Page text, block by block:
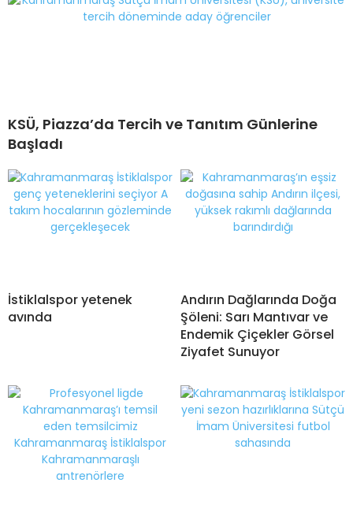
KSÜ, Piazza’da Tercih ve Tanıtım Günlerine
Başladı
İstiklalspor yetenek
avında
Andırın Dağlarında Doğa
Şöleni: Sarı Mantıvar ve
Endemik Çiçekler Görsel
Ziyafet Sunuyor